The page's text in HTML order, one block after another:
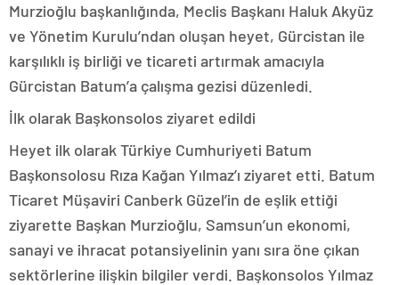
Murzioğlu başkanlığında, Meclis Başkanı Haluk Akyüz
ve Yönetim Kurulu’ndan oluşan heyet, Gürcistan ile
karşılıklı iş birliği ve ticareti artırmak amacıyla
Gürcistan Batum’a çalışma gezisi düzenledi.
İlk olarak Başkonsolos ziyaret edildi
Heyet ilk olarak Türkiye Cumhuriyeti Batum
Başkonsolosu Rıza Kağan Yılmaz’ı ziyaret etti. Batum
Ticaret Müşaviri Canberk Güzel’in de eşlik ettiği
ziyarette Başkan Murzioğlu, Samsun’un ekonomi,
sanayi ve ihracat potansiyelinin yanı sıra öne çıkan
sektörlerine ilişkin bilgiler verdi. Başkonsolos Yılmaz